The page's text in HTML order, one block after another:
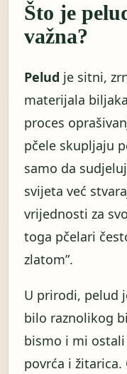
Što je
važna?
Pelud je sitni,
materijala
proces
pčele skupljaju
samo da
svijeta već
vrijednosti za
toga pčelari
zlatom”.
U prirodi, pelud
bilo raznolikog
bismo i mi
povrća i žitarica.